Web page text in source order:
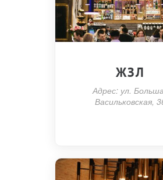
ЖЗЛ
Адрес: ул.
Васильковская,